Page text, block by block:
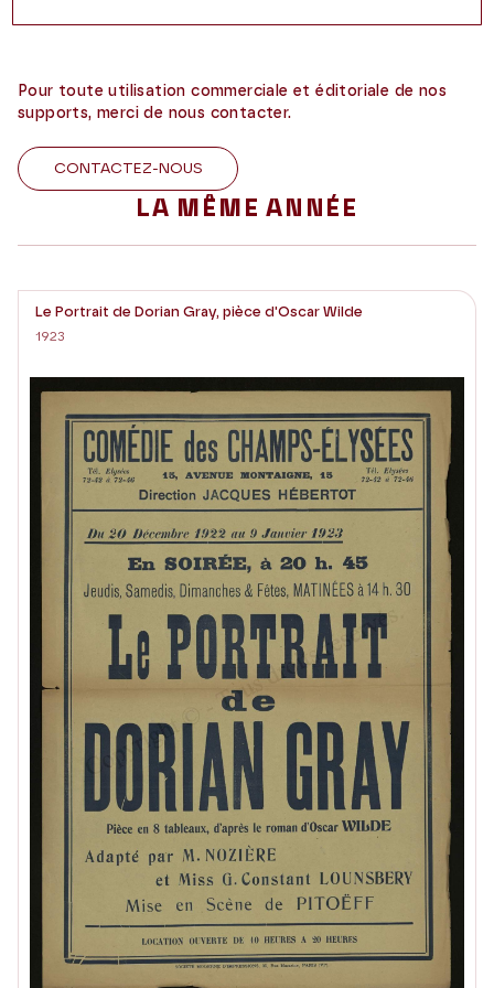
Pour toute utilisation commerciale et éditoriale de nos
supports, merci de nous contacter.
CONTACTEZ-NOUS
LA MÊME ANNÉE
Le Portrait de Dorian Gray, pièce d'Oscar Wilde
1923